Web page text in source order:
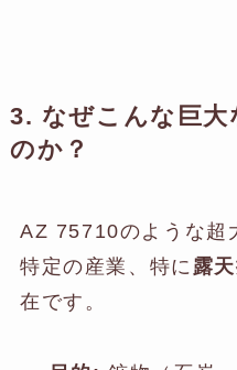
3. なぜこんな巨大
のか？
AZ 75710のような超
特定の産業、特に 露
在です。